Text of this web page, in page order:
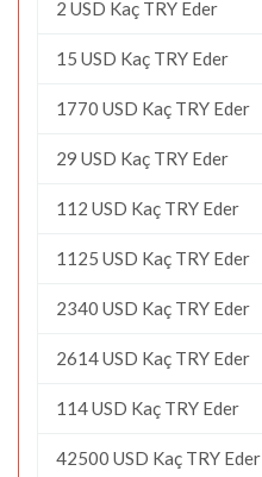
2 USD Kaç TRY Eder
15 USD Kaç TRY Eder
1770 USD Kaç TRY Eder
29 USD Kaç TRY Eder
112 USD Kaç TRY Eder
1125 USD Kaç TRY Eder
2340 USD Kaç TRY Eder
2614 USD Kaç TRY Eder
114 USD Kaç TRY Eder
42500 USD Kaç TRY Eder